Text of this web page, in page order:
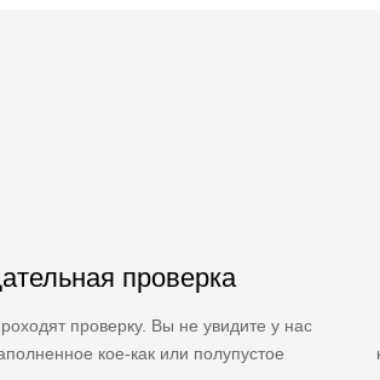
проверка
проверку. Вы не увидите у нас
кое-как или полупустое